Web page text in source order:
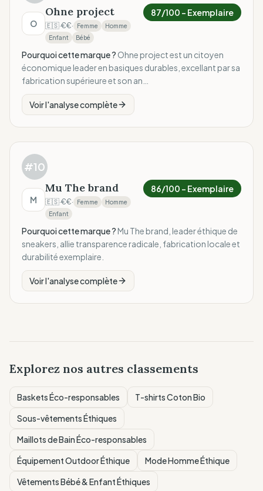
O
Ohne project
🇪🇸·€€· Femme
Homme
Enfant
Bébé
87/100 – Exemplaire
Pourquoi cette marque ? Ohne project est un citoyen
économique leader en basiques durables, excellant par sa
fabrication supérieure et son an…
Voir l'analyse complète
#10
M
Mu The brand
🇪🇸·€€· Femme
Homme
Enfant
86/100 – Exemplaire
Pourquoi cette marque ?Mu The brand, leader éthique de
sneakers, allie transparence radicale, fabrication locale et
durabilité exemplaire.
Voir l'analyse complète
Explorez nos autres classements
Baskets Éco-responsables
T-shirts Coton Bio
Sous-vêtements Éthiques
Maillots de Bain Éco-responsables
Équipement Outdoor Éthique
Mode Homme Éthique
Vêtements Bébé & Enfant Éthiques